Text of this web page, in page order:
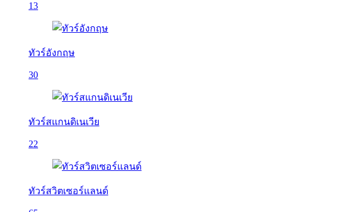
13
ทัวร์อังกฤษ
30
ทัวร์สแกนดิเนเวีย
22
ทัวร์สวิตเซอร์แลนด์